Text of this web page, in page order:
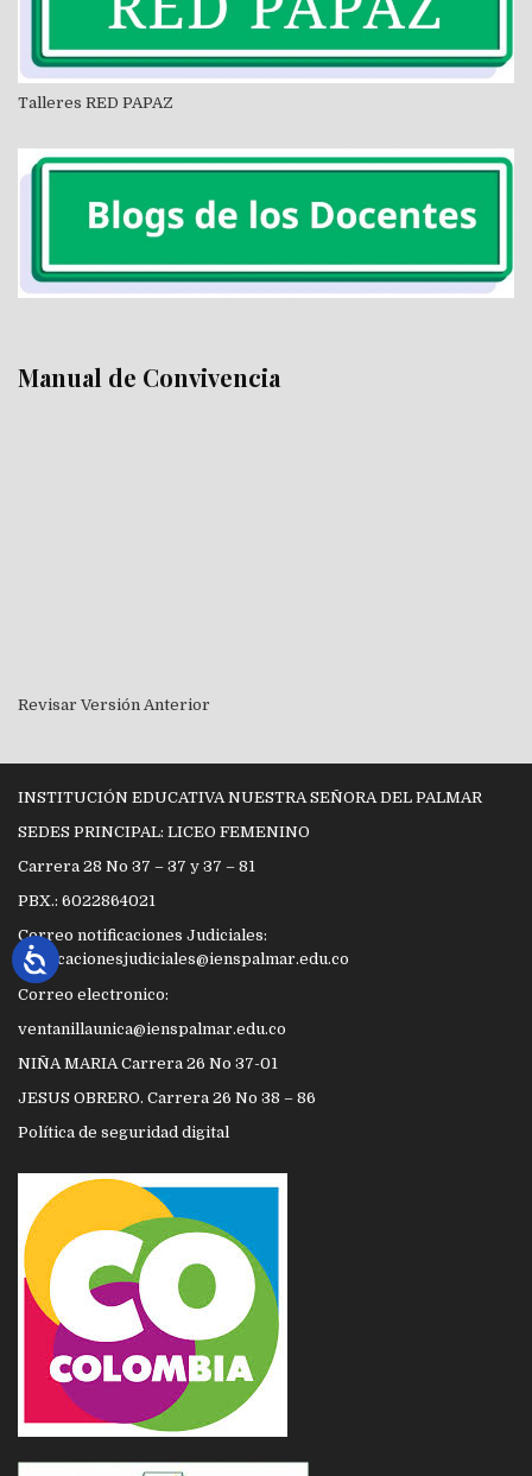
Talleres RED PAPAZ
Manual de Convivencia
Revisar Versión Anterior
INSTITUCIÓN EDUCATIVA NUESTRA SEÑORA DEL PALMAR
SEDES PRINCIPAL: LICEO FEMENINO
Carrera 28 No 37 – 37 y 37 – 81
PBX.: 6022864021
Correo notificaciones Judiciales:
notificacionesjudiciales@ienspalmar.edu.co
Correo electronico:
ventanillaunica@ienspalmar.edu.co
NIÑA MARIA Carrera 26 No 37-01
JESUS OBRERO. Carrera 26 No 38 – 86
Política de seguridad digital